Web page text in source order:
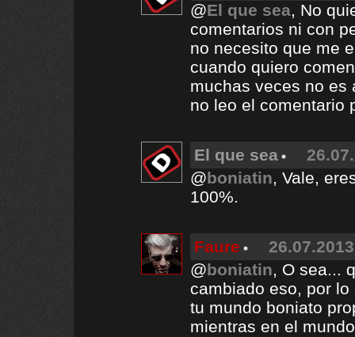
@El que sea, No
comentarios ni con
no necesito que me
cuando quiero
muchas veces no es
no leo el comentario
El que sea
@boniatin, Vale,
100%.
Faure
@boniatin, O sea...
cambiado eso, por
tu mundo boniato
mientras en el